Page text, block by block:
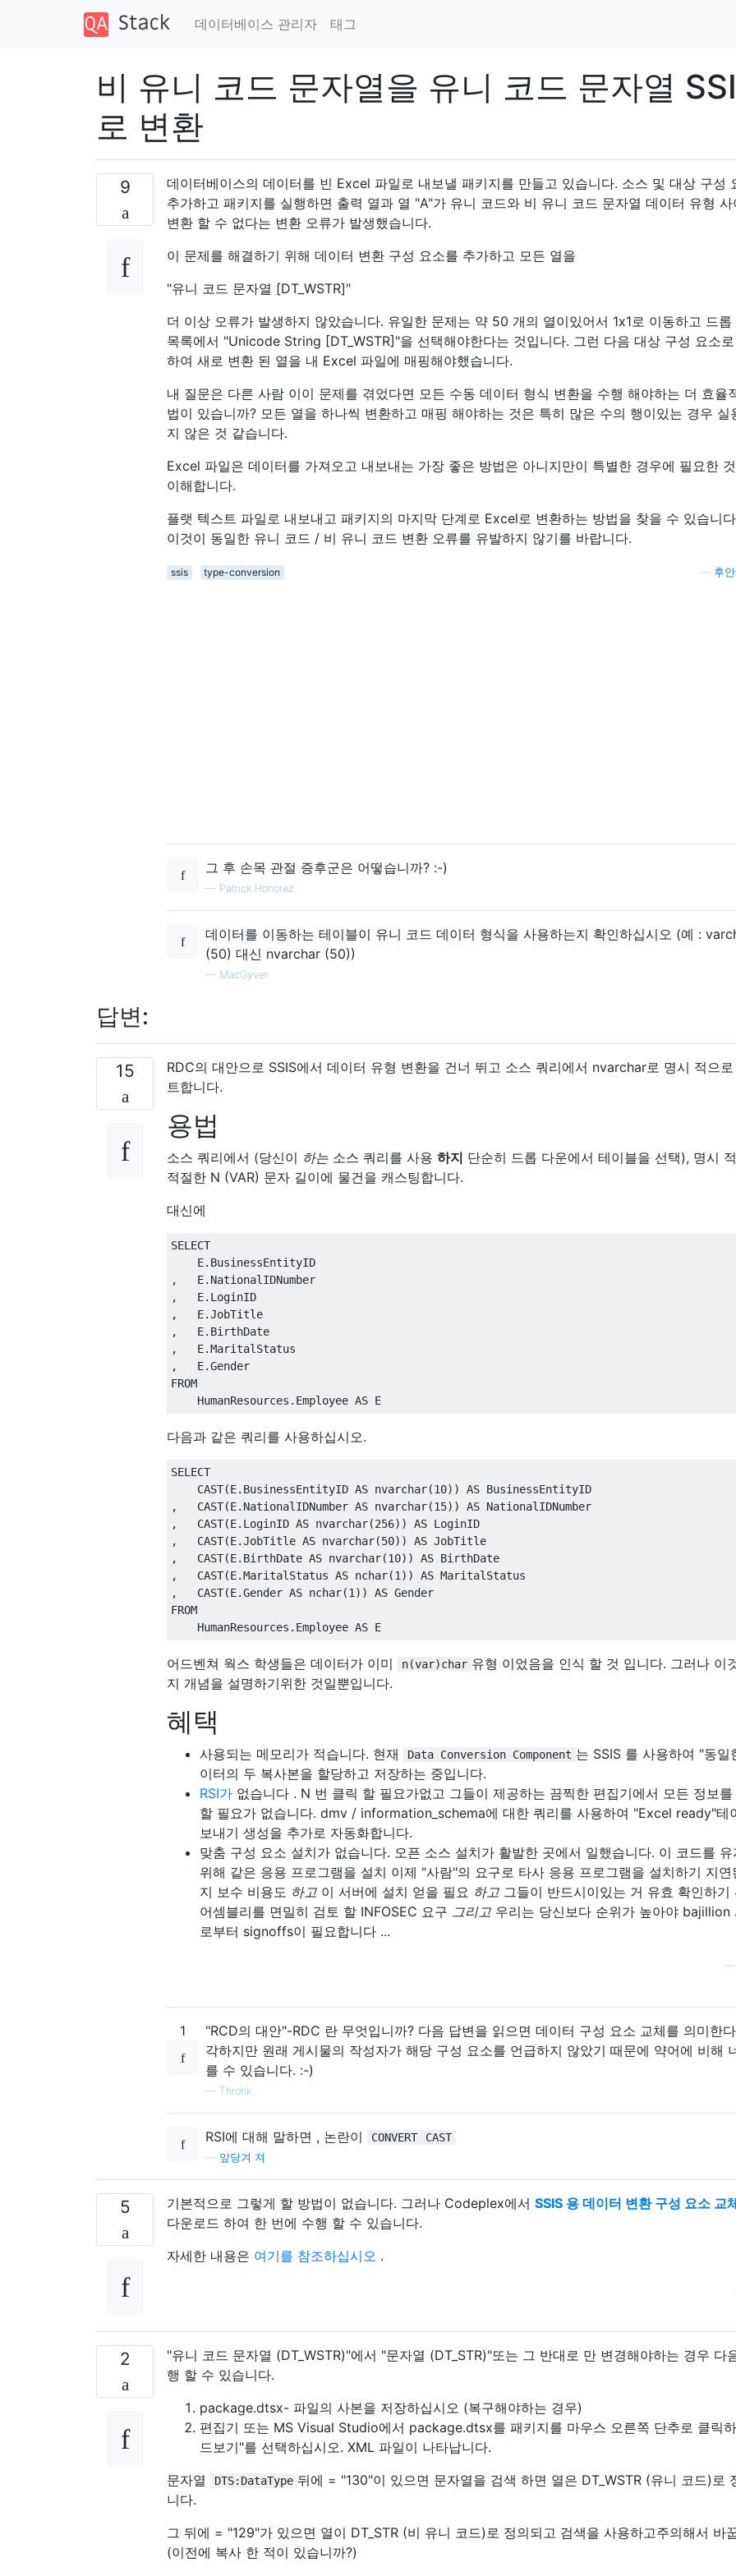
데이터베이스 관리자 태그
비 유니 코드 문자열을 유니 코드 문자열
로 변환
9
데이터베이스의 데이터를 빈 Excel 파일로 내보낼 패키지를 만들고 있습니다. 소스 및 대상 구성
추가하고 패키지를 실행하면 출력 열과 열 "A"가 유니 코드와 비 유니 코드 문자열 데이터 유형 사
변환 할 수 없다는 변환 오류가 발생했습니다.
이 문제를 해결하기 위해 데이터 변환 구성 요소를 추가하고 모든 열을
"유니 코드 문자열 [DT_WSTR]"
더 이상 오류가 발생하지 않았습니다. 유일한 문제는 약 50 개의 열이있어서 1x1로 이동하고 드롭
목록에서 "Unicode String [DT_WSTR]"을 선택해야한다는 것입니다. 그런 다음 대상 구성 요소
하여 새로 변환 된 열을 내 Excel 파일에 매핑해야했습니다.
내 질문은 다른 사람 이이 문제를 겪었다면 모든 수동 데이터 형식 변환을 수행 해야하는 더 효율
법이 있습니까? 모든 열을 하나씩 변환하고 매핑 해야하는 것은 특히 많은 수의 행이있는 경우 실
지 않은 것 같습니다.
Excel 파일은 데이터를 가져오고 내보내는 가장 좋은 방법은 아니지만이 특별한 경우에 필요한
이해합니다.
플랫 텍스트 파일로 내보내고 패키지의 마지막 단계로 Excel로 변환하는 방법을 찾을 수 있습니
이것이 동일한 유니 코드 / 비 유니 코드 변환 오류를 유발하지 않기를 바랍니다.
ssis type-conversion 후
그 후 손목 관절 증후군은 어떻습니까? :-)
— Patrick Honorez
데이터를 이동하는 테이블이 유니 코드 데이터 형식을 사용하는지 확인하십시오 (예 :
(50) 대신 nvarchar (50))
— MacGyver
답변:
15
RDC의 대안으로 SSIS에서 데이터 유형 변환을 건너 뛰고 소스 쿼리에서 nvarchar로 명시 적으
트합니다.
용법
소스 쿼리에서 (당신이 하는 소스 쿼리를 사용 하지 단순히 드롭 다운에서 테이블을 선택), 명시
적절한 N (VAR) 문자 길이에 물건을 캐스팅합니다.
대신에
SELECT
    E
.
,
   E
.
,
   E
.
,
   E
.
,
   E
.
,
   E
.
,
   E
.
FROM
    HumanResources
. Employee AS E
다음과 같은 쿼리를 사용하십시오.
SELECT
    CAST
(E. BusinessEntityID AS nvarchar(10)) AS
,
   CAST
(E. NationalIDNumber AS nvarchar(15)) AS
,
   CAST
(E. LoginID AS nvarchar(256)) AS
,
   CAST
(E.JobTitle AS nvarchar(50)) AS
,
   CAST
(E. BirthDate AS nvarchar(10)) AS
,
   CAST
(E.MaritalStatus AS nchar(1 )) AS
,
   CAST
(E.Gender AS nchar(1 )) AS
FROM
    HumanResources
. Employee AS E
어드벤쳐 웍스 학생들은 데이터가 이미 n(var)char 유형 이었음을 인식 할 것 입니다. 그러나 이
지 개념을 설명하기위한 것일뿐입니다.
혜택
사용되는 메모리가 적습니다. 현재 Data Conversion Component 는 SSIS 를 사용하여 "동일
이터의 두 복사본을 할당하고 저장하는 중입니다.
RSI가 없습니다 . N 번 클릭 할 필요가없고 그들이 제공하는 끔찍한 편집기에서 모든 정보
할 필요가 없습니다. dmv / information_schema에 대한 쿼리를 사용하여 "Excel ready"테
보내기 생성을 추가로 자동화합니다.
맞춤 구성 요소 설치가 없습니다. 오픈 소스 설치가 활발한 곳에서 일했습니다. 이 코드를 유
위해 같은 응용 프로그램을 설치 이제 "사람"의 요구로 타사 응용 프로그램을 설치하기 지연
지 보수 비용도 하고 이 서버에 설치 얻을 필요 하고 그들이 반드시이있는 거 유효 확인하기
어셈블리를 면밀히 검토 할 INFOSEC 요구 그리고 우리는 당신보다 순위가 높아야 bajillion
로부터 signoffs이 필요합니다 ...
1
"RCD의 대안"-RDC 란 무엇입니까? 다음 답변을 읽으면 데이터 구성 요소 교체를 의미한
각하지만 원래 게시물의 작성자가 해당 구성 요소를 언급하지 않았기 때문에 약어에 비해
를 수 있습니다. :-)
— Thronk
RSI에 대해 말하면 , 논란이 CONVERT CAST
앞당겨 져
5 기본적으로 그렇게 할 방법이 없습니다. 그러나 Codeplex에서 SSIS 용 데이터 변환 구성 요소 교
다운로드 하여 한 번에 수행 할 수 있습니다.
자세한 내용은 여기를 참조하십시오 .
2
"유니 코드 문자열 (DT_WSTR)"에서 "문자열 (DT_STR)"또는 그 반대로 만 변경해야하는 경우 다
행 할 수 있습니다.
package.dtsx- 파일의 사본을 저장하십시오 (복구해야하는 경우)
편집기 또는 MS Visual Studio에서 package.dtsx를 패키지를 마우스 오른쪽 단추로 클릭
드보기"를 선택하십시오. XML 파일이 나타납니다.
문자열
DTS:DataType 뒤에 = "130"이 있으면 문자열을 검색 하면 열은 DT_WSTR (유니 코드)로
니다.
그 뒤에 = "129"가 있으면 열이 DT_STR (비 유니 코드)로 정의되고 검색을 사용하고주의해서 바
(이전에 복사 한 적이 있습니까?)